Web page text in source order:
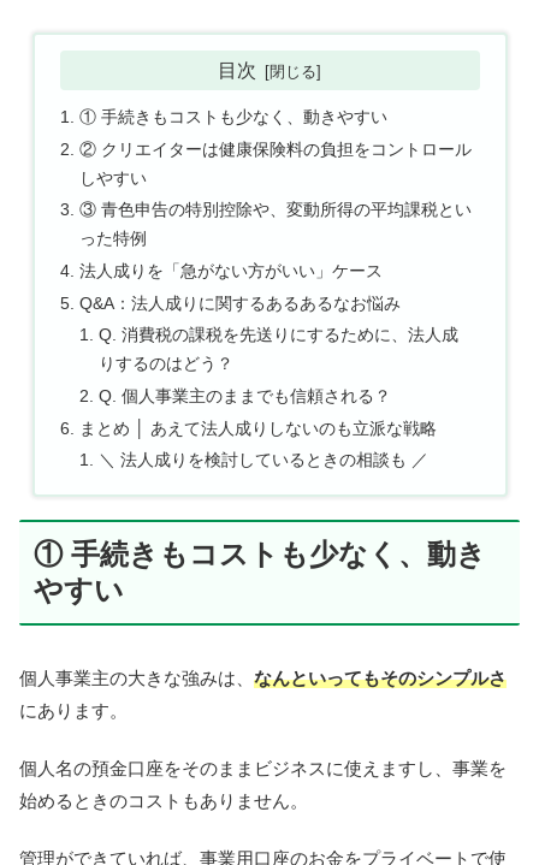
目次
① 手続きもコストも少なく、動きやすい
② クリエイターは健康保険料の負担をコントロール
しやすい
③ 青色申告の特別控除や、変動所得の平均課税とい
った特例
法人成りを「急がない方がいい」ケース
Q&A：法人成りに関するあるあるなお悩み
Q. 消費税の課税を先送りにするために、法人成
りするのはどう？
Q. 個人事業主のままでも信頼される？
まとめ │ あえて法人成りしないのも立派な戦略
＼ 法人成りを検討しているときの相談も ／
① 手続きもコストも少なく、動き
やすい
個人事業主の大きな強みは、 なんといってもそのシンプルさ
にあります。
個人名の預金口座をそのままビジネスに使えますし、事業を
始めるときのコストもありません。
管理ができていれば、事業用口座のお金をプライベートで使